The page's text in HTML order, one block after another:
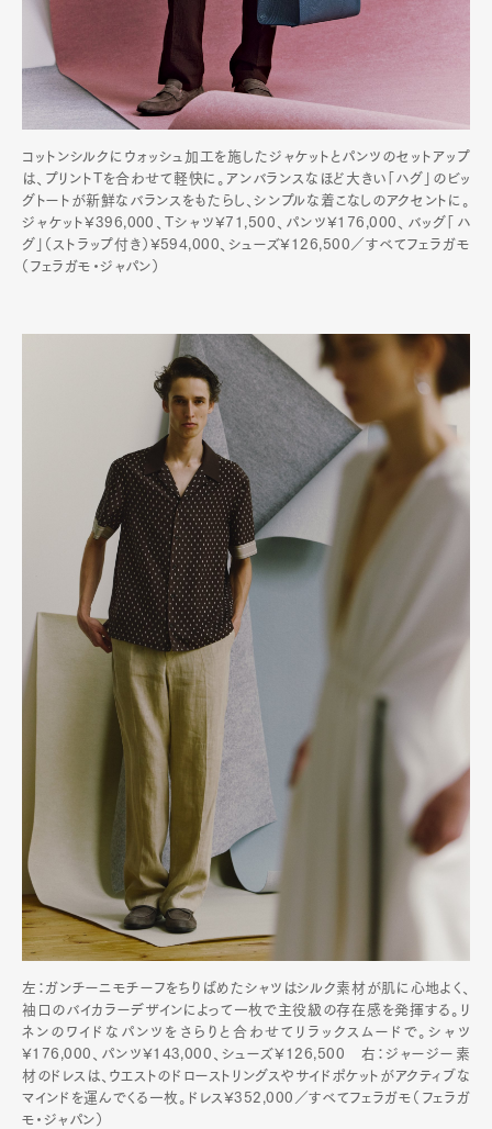
コットンシルクにウォッシュ加工を施したジャケットとパンツのセットアップ
は、プリントTを合わせて軽快に。アンバランスなほど大きい「ハグ」のビッ
グトートが新鮮なバランスをもたらし、シンプルな着こなしのアクセントに。
ジャケット¥396,000、Tシャツ¥71,500、パンツ¥176,000、バッグ「ハ
グ」（ストラップ付き）¥594,000、シューズ¥126,500／すべてフェラガモ
（フェラガモ・ジャパン）
左：ガンチーニモチーフをちりばめたシャツはシルク素材が肌に心地よく、
袖口のバイカラーデザインによって一枚で主役級の存在感を発揮する。リ
ネンのワイドなパンツをさらりと合わせてリラックスムードで。シャツ
¥176,000、パンツ¥143,000、シューズ¥126,500 右：ジャージー素
材のドレスは、ウエストのドローストリングスやサイドポケットがアクティブな
マインドを運んでくる一枚。ドレス¥352,000／すべてフェラガモ（フェラガ
モ・ジャパン）